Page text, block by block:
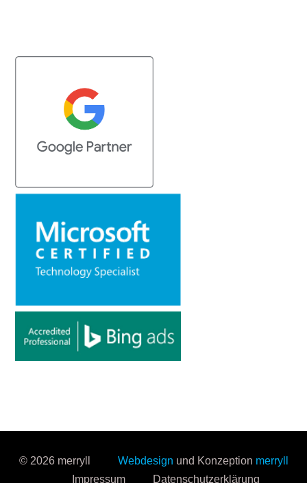
© 2026 merryll Webdesign und Konzeption merryll
Impressum
Datenschutzerklärung